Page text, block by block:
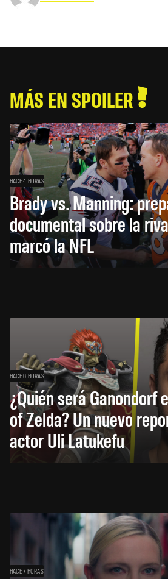
MÁS EN SPOILER
HACE 4 HORAS
Brady vs. Manning:
documental sobre la
marcó la NFL
HACE 6 HORAS
¿Quién será Ganondorf
of Zelda? Un nuevo
actor Uli Latukefu
HACE 7 HORAS